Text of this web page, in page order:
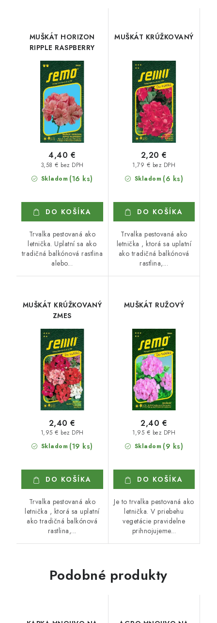
MUŠKÁT HORIZON
RIPPLE RASPBERRY
Skladom (16 ks)
3,58 € bez DPH
4,40 €
DO KOŠÍKA
Trvalka pestovaná ako
letnička. Uplatní sa ako
tradičná balkónová rastlina
alebo...
MUŠKÁT KRÚŽKOVANÝ
Skladom (6 ks)
1,79 € bez DPH
2,20 €
DO KOŠÍKA
Trvalka pestovaná ako
letnička , ktorá sa uplatní
ako tradičná balkónová
rastlina,...
MUŠKÁT KRÚŽKOVANÝ
ZMES
Skladom (19 ks)
1,95 € bez DPH
2,40 €
DO KOŠÍKA
Trvalka pestovaná ako
letnička , ktorá sa uplatní
ako tradičná balkónová
rastlina,...
MUŠKÁT RUŽOVÝ
Skladom (9 ks)
1,95 € bez DPH
2,40 €
DO KOŠÍKA
Je to trvalka pestovaná ako
letnička. V priebehu
vegetácie pravidelne
prihnojujeme...
Podobné produkty